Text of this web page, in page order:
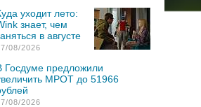
уходит лето:
знает, чем
в августе
08/2026
Госдуме предложили
МРОТ до 51966
08/2026